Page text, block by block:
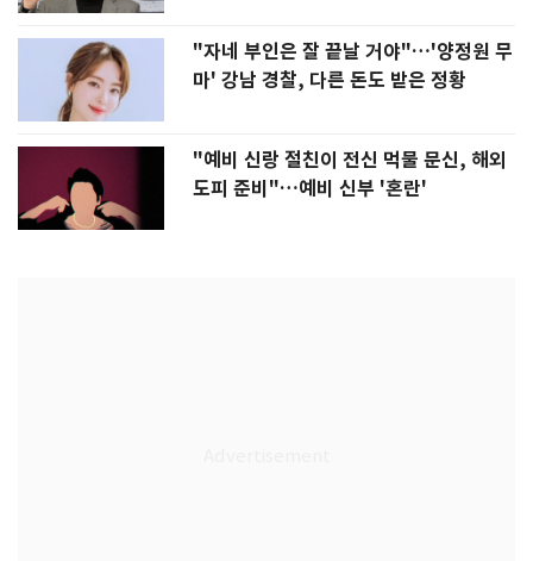
"자네 부인은 잘 끝날 거야"…'양정원 무
마' 강남 경찰, 다른 돈도 받은 정황
"예비 신랑 절친이 전신 먹물 문신, 해외
도피 준비"…예비 신부 '혼란'